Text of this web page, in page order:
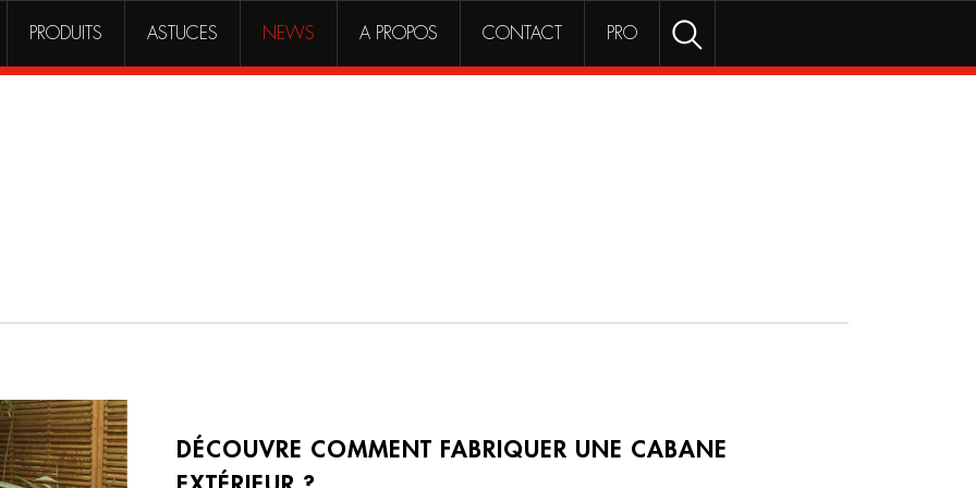
PRODUITS ASTUCES NEWS A PROPOS CONTACT PRO
DÉCOUVRE COMMENT FABRIQUER UNE CABANE